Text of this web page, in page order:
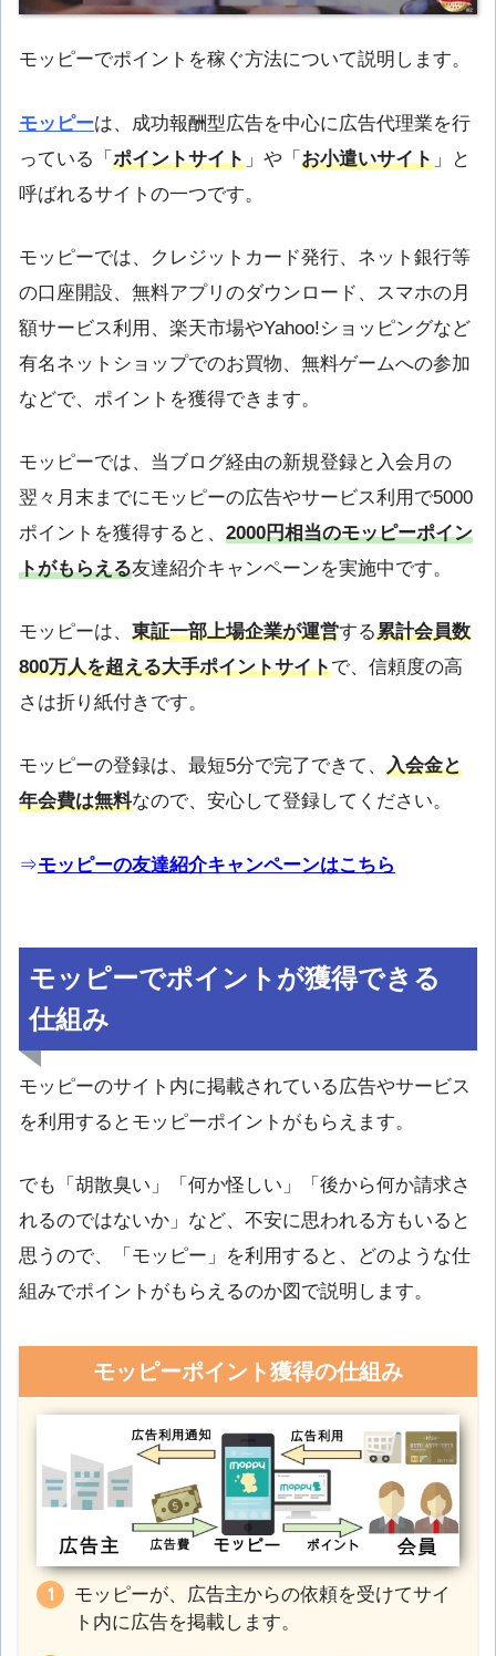
モッピーでポイントを稼ぐ方法について説明します。
モッピーは、成功報酬型広告を中心に広告代理業を行
っている「 ポイントサイト 」や「 お小遣いサイト 」と
呼ばれるサイトの一つです。
モッピーでは、クレジットカード発行、ネット銀行等
の口座開設、無料アプリのダウンロード、スマホの月
額サービス利用、楽天市場やYahoo!ショッピングなど
有名ネットショップでのお買物、無料ゲームへの参加
などで、ポイントを獲得できます。
モッピーでは、当ブログ経由の新規登録と入会月の
翌々月末までにモッピーの広告やサービス利用で5000
ポイントを獲得すると、 2000円相当のモッピーポイン
トがもらえる友達紹介キャンペーンを実施中です。
モッピーは、 東証一部上場企業が運営する累計会員数
800万人を超える大手ポイントサイトで、信頼度の高
さは折り紙付きです。
モッピーの登録は、最短5分で完了できて、 入会金と
年会費は無料なので、安心して登録してください。
⇒モッピーの友達紹介キャンペーンはこちら
モッピーでポイントが獲得できる
仕組み
モッピーのサイト内に掲載されている広告やサービス
を利用するとモッピーポイントがもらえます。
でも「胡散臭い」「何か怪しい」「後から何か請求さ
れるのではないか」など、不安に思われる方もいると
思うので、「モッピー」を利用すると、どのような仕
組みでポイントがもらえるのか図で説明します。
モッピーポイント獲得の仕組み
モッピーが、広告主からの依頼を受けてサイ
ト内に広告を掲載します。